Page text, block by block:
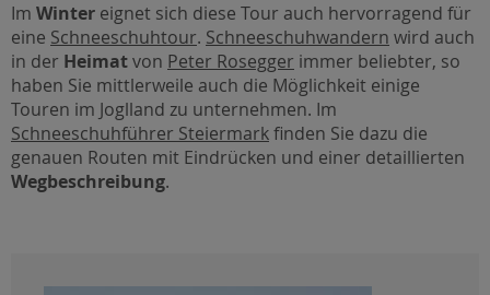
Im Winter eignet sich diese Tour auch hervorragend für
eine Schneeschuhtour. Schneeschuhwandern wird auch
in der Heimatvon Peter Rosegger immer beliebter, so
haben Sie mittlerweile auch die Möglichkeit einige
Touren im Joglland zu unternehmen. Im
Schneeschuhführer Steiermarkfinden Sie dazu die
genauen Routen mit Eindrücken und einer detaillierten
Wegbeschreibung.